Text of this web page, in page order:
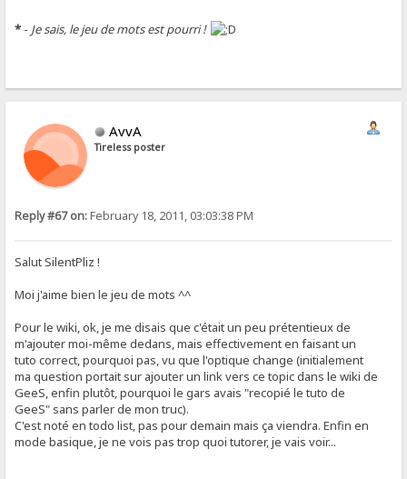
* - Je sais, le jeu de mots est pourri !
AvvA
Tireless poster
Reply #67 on:February 18, 2011, 03:03:38 PM
Salut SilentPliz !
Moi j'aime bien le jeu de mots ^^
Pour le wiki, ok, je me disais que c'était un peu prétentieux de
m'ajouter moi-même dedans, mais effectivement en faisant un
tuto correct, pourquoi pas, vu que l'optique change (initialement
ma question portait sur ajouter un link vers ce topic dans le wiki de
GeeS, enfin plutôt, pourquoi le gars avais "recopié le tuto de
GeeS" sans parler de mon truc).
C'est noté en todo list, pas pour demain mais ça viendra. Enfin en
mode basique, je ne vois pas trop quoi tutorer, je vais voir...